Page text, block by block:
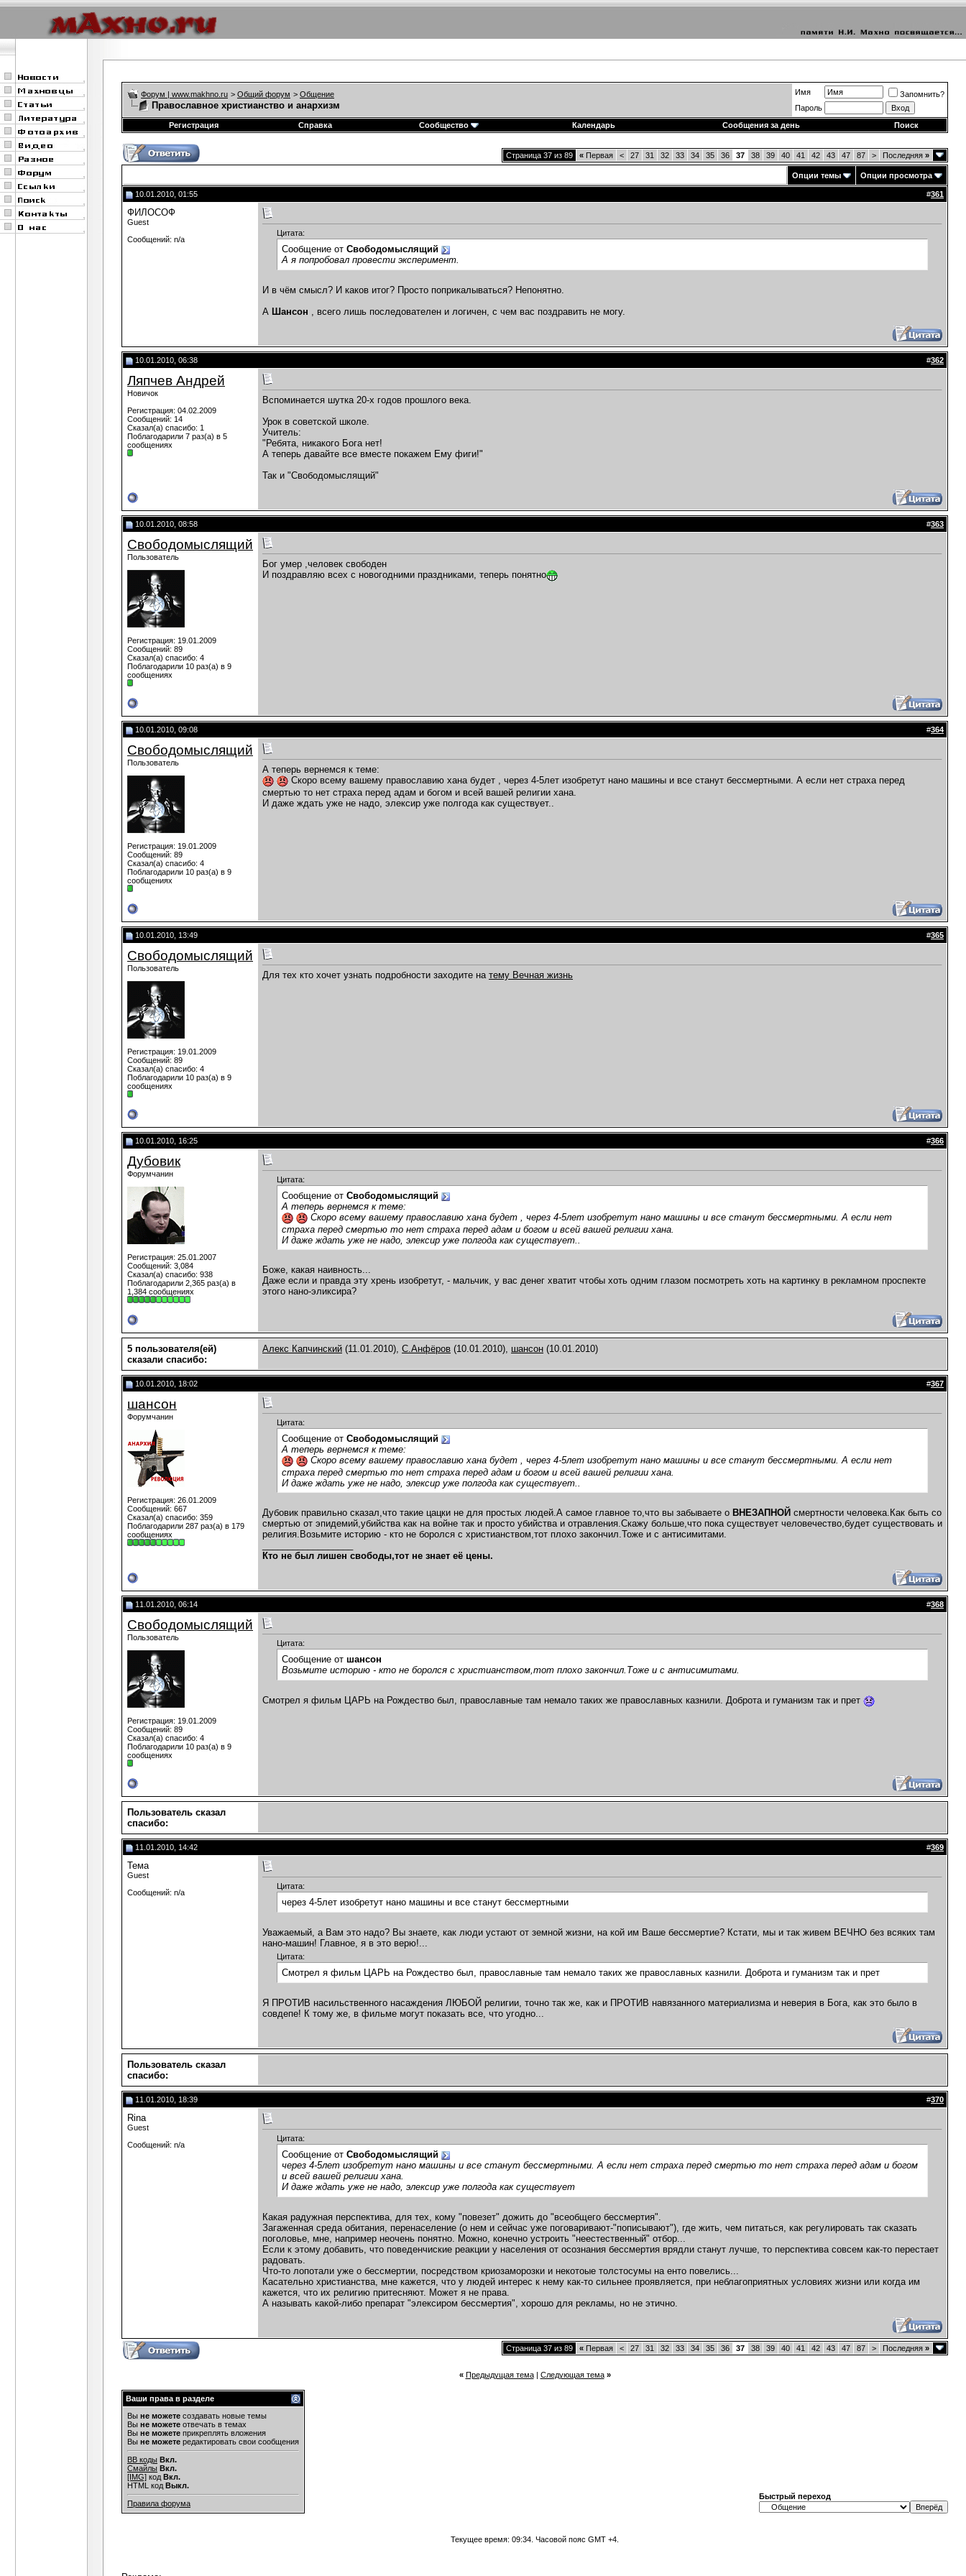
Форум | www.makhno.ru > Общий форум > Общение
Православное христианство и анархизм
Имя
Запомнить?
Пароль
Регистрация
Справка Сообщество Календарь Сообщения за день Поиск
Страница 37 из 89 « Первая < 27 31 32 33 34 35 36 37 38 39 40 41 42 43 47 87 > Последняя »
Опции темы Опции просмотра
10.01.2010, 01:55 #361
ФИЛОСОФ
Guest
Сообщений: n/a
Цитата:
Сообщение от Свободомыслящий
А я попробовал провести эксперимент.
И в чём смысл? И каков итог? Просто поприкалываться? Непонятно.
А Шансон , всего лишь последователен и логичен, с чем вас поздравить не могу.
10.01.2010, 06:38 #362
Ляпчев Андрей
Новичок
Регистрация: 04.02.2009
Сообщений: 14
Сказал(а) спасибо: 1
Поблагодарили 7 раз(а) в 5
сообщениях
Вспоминается шутка 20-х годов прошлого века.
Урок в советской школе.
Учитель:
"Ребята, никакого Бога нет!
А теперь давайте все вместе покажем Ему фиги!"
Так и "Свободомыслящий"
10.01.2010, 08:58 #363
Свободомыслящий
Пользователь
Регистрация: 19.01.2009
Сообщений: 89
Сказал(а) спасибо: 4
Поблагодарили 10 раз(а) в 9
сообщениях
Бог умер ,человек свободен
И поздравляю всех с новогодними праздниками, теперь понятно
10.01.2010, 09:08 #364
Свободомыслящий
Пользователь
Регистрация: 19.01.2009
Сообщений: 89
Сказал(а) спасибо: 4
Поблагодарили 10 раз(а) в 9
сообщениях
А теперь вернемся к теме:
Скоро всему вашему православию хана будет , через 4-5лет изобретут нано машины и все станут бессмертными. А если нет страха перед
смертью то нет страха перед адам и богом и всей вашей религии хана.
И даже ждать уже не надо, элексир уже полгода как существует..
10.01.2010, 13:49 #365
Свободомыслящий
Пользователь
Регистрация: 19.01.2009
Сообщений: 89
Сказал(а) спасибо: 4
Поблагодарили 10 раз(а) в 9
сообщениях
Для тех кто хочет узнать подробности заходите на тему Вечная жизнь
10.01.2010, 16:25 #366
Дубовик
Форумчанин
Регистрация: 25.01.2007
Сообщений: 3,084
Сказал(а) спасибо: 938
Поблагодарили 2,365 раз(а) в
1,384 сообщениях
Цитата:
Сообщение от Свободомыслящий
А теперь вернемся к теме:
Скоро всему вашему православию хана будет , через 4-5лет изобретут нано машины и все станут бессмертными. А если нет
страха перед смертью то нет страха перед адам и богом и всей вашей религии хана.
И даже ждать уже не надо, элексир уже полгода как существует..
Боже, какая наивность...
Даже если и правда эту хрень изобретут, - мальчик, у вас денег хватит чтобы хоть одним глазом посмотреть хоть на картинку в рекламном проспекте
этого нано-эликсира?
5 пользователя(ей)
сказали cпасибо:
Алекс Капчинский (11.01.2010), С.Анфёров (10.01.2010), шансон (10.01.2010)
10.01.2010, 18:02 #367
шансон
Форумчанин
Регистрация: 26.01.2009
Сообщений: 667
Сказал(а) спасибо: 359
Поблагодарили 287 раз(а) в 179
сообщениях
Цитата:
Сообщение от Свободомыслящий
А теперь вернемся к теме:
Скоро всему вашему православию хана будет , через 4-5лет изобретут нано машины и все станут бессмертными. А если нет
страха перед смертью то нет страха перед адам и богом и всей вашей религии хана.
И даже ждать уже не надо, элексир уже полгода как существует..
Дубовик правильно сказал,что такие цацки не для простых людей.А самое главное то,что вы забываете о ВНЕЗАПНОЙ смертности человека.Как быть со
смертью от эпидемий,убийства как на войне так и просто убийства и отравления.Скажу больше,что пока существует человечество,будет существовать и
религия.Возьмите историю - кто не боролся с христианством,тот плохо закончил.Тоже и с антисимитами.
Кто не был лишен свободы,тот не знает её цены.
11.01.2010, 06:14 #368
Свободомыслящий
Пользователь
Регистрация: 19.01.2009
Сообщений: 89
Сказал(а) спасибо: 4
Поблагодарили 10 раз(а) в 9
сообщениях
Цитата:
Сообщение от шансон
Возьмите историю - кто не боролся с христианством,тот плохо закончил.Тоже и с антисимитами.
Смотрел я фильм ЦАРЬ на Рождество был, православные там немало таких же православных казнили. Доброта и гуманизм так и прет
Пользователь сказал
cпасибо:
11.01.2010, 14:42 #369
Тема
Guest
Сообщений: n/a
Цитата:
через 4-5лет изобретут нано машины и все станут бессмертными
Уважаемый, а Вам это надо? Вы знаете, как люди устают от земной жизни, на кой им Ваше бессмертие? Кстати, мы и так живем ВЕЧНО без всяких там
нано-машин! Главное, я в это верю!...
Цитата:
Смотрел я фильм ЦАРЬ на Рождество был, православные там немало таких же православных казнили. Доброта и гуманизм так и прет
Я ПРОТИВ насильственного насаждения ЛЮБОЙ религии, точно так же, как и ПРОТИВ навязанного материализма и неверия в Бога, как это было в
совдепе! К тому же, в фильме могут показать все, что угодно...
Пользователь сказал
cпасибо:
11.01.2010, 18:39 #370
Rina
Guest
Сообщений: n/a
Цитата:
Сообщение от Свободомыслящий
через 4-5лет изобретут нано машины и все станут бессмертными. А если нет страха перед смертью то нет страха перед адам и богом
и всей вашей религии хана.
И даже ждать уже не надо, элексир уже полгода как существует
Какая радужная перспектива, для тех, кому "повезет" дожить до "всеобщего бессмертия".
Загаженная среда обитания, перенаселение (о нем и сейчас уже поговаривают-"пописывают"), где жить, чем питаться, как регулировать так сказать
поголовье, мне, например неочень понятно. Можно, конечно устроить "неестественный" отбор...
Если к этому добавить, что поведенчиские реакции у населения от осознания бессмертия врядли станут лучше, то перспектива совсем как-то перестает
радовать.
Что-то лопотали уже о бессмертии, посредством криозаморозки и некотоые толстосумы на енто повелись...
Касательно христианства, мне кажется, что у людей интерес к нему как-то сильнее проявляется, при неблагоприятных условиях жизни или когда им
кажется, что их религию притесняют. Может я не права.
А называть какой-либо препарат "элексиром бессмертия", хорошо для рекламы, но не этично.
Страница 37 из 89 « Первая < 27 31 32 33 34 35 36 37 38 39 40 41 42 43 47 87 > Последняя »
« Предыдущая тема| Следующая тема »
Ваши права в разделе
Вы не можете создавать новые темы
Вы не можете отвечать в темах
Вы не можете прикреплять вложения
Вы не можете редактировать свои сообщения
BB коды Вкл.
Смайлы Вкл.
[IMG] код Вкл.
HTML код Выкл.
Правила форума
Быстрый переход
Текущее время: 09:34 . Часовой пояс GMT +4.